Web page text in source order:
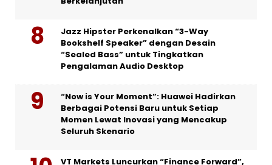
Jazz Hipster Perkenalkan “3-Way
Bookshelf Speaker” dengan Desain
“Sealed Bass” untuk Tingkatkan
Pengalaman Audio Desktop
“Now is Your Moment”: Huawei Hadirkan
Berbagai Potensi Baru untuk Setiap
Momen Lewat Inovasi yang Mencakup
Seluruh Skenario
VT Markets Luncurkan “Finance Forward”,